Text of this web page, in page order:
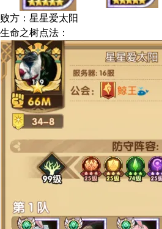
败方：星星爱太阳
生命之树点法：